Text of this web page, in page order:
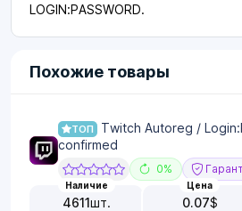
LOGIN:PASSWORD.
Похожие товары
ТОП
Twitch Autoreg /
confirmed
0%
Наличие
4611шт.
Цена
0.07$